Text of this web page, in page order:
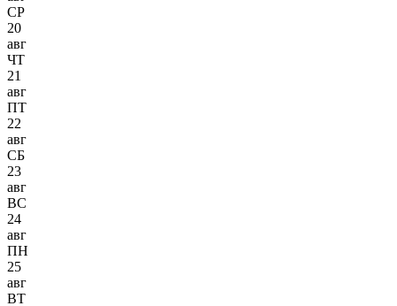
СР
20
авг
ЧТ
21
авг
ПТ
22
авг
СБ
23
авг
ВС
24
авг
ПН
25
авг
ВТ